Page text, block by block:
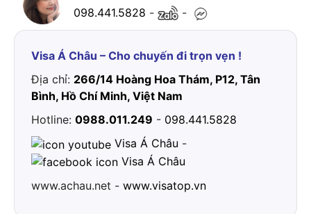
098.441.5828 - -
Visa Á Châu – Cho chuyến đi trọn vẹn !
Địa chỉ: 266/14 Hoàng Hoa Thám, P12, Tân
Bình, Hồ Chí Minh, Việt Nam
Hotline: 0988.011.249 - 098.441.5828
Visa Á Châu -
Visa Á Châu
www.achau.net - www.visatop.vn